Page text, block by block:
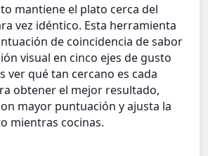
mantiene el plato cerca del
vez idéntico. Esta herramienta
de coincidencia de sabor
visual en cinco ejes de gusto
ver qué tan cercano es cada
obtener el mejor resultado,
mayor puntuación y ajusta la
mientras cocinas.